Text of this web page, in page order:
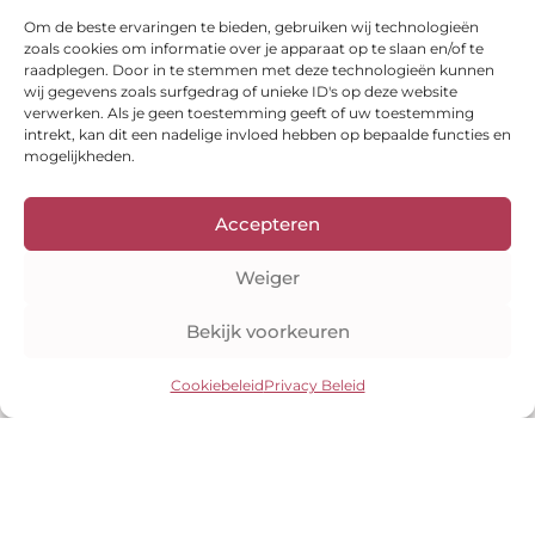
Om de beste ervaringen te bieden, gebruiken wij technologieën
zoals cookies om informatie over je apparaat op te slaan en/of te
raadplegen. Door in te stemmen met deze technologieën kunnen
wij gegevens zoals surfgedrag of unieke ID's op deze website
verwerken. Als je geen toestemming geeft of uw toestemming
intrekt, kan dit een nadelige invloed hebben op bepaalde functies en
mogelijkheden.
Accepteren
Weiger
Bekijk voorkeuren
CookiebeleidPrivacy Beleid
Ontvang leuke aanbiedingen, inspiratie en
meer direct in je inbox!
E-
mail
Verzenden
Bekijk onze shop
Kleurenwaaiers
Style guides
E-books
Veilig betalen